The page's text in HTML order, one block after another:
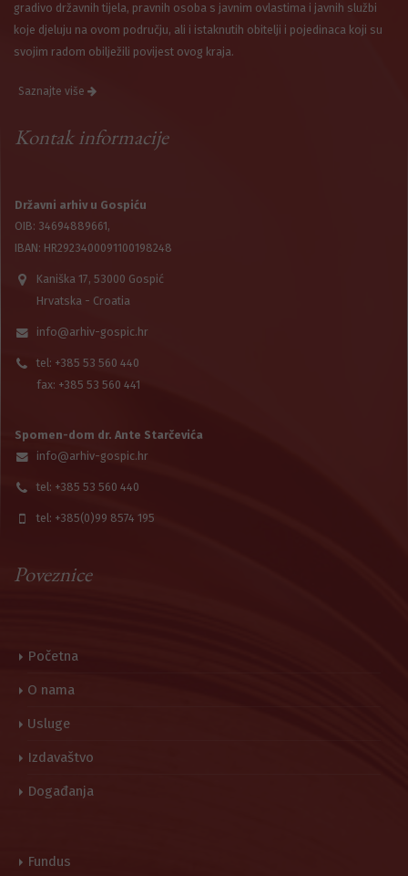
gradivo državnih tijela, pravnih osoba s javnim ovlastima i javnih službi
koje djeluju na ovom području, ali i istaknutih obitelji i pojedinaca koji su
svojim radom obilježili povijest ovog kraja.
Saznajte više
Kontak informacije
Državni arhiv u Gospiću
OIB: 34694889661,
IBAN: HR2923400091100198248
Kaniška 17, 53000 Gospić
Hrvatska - Croatia
info@arhiv-gospic.hr
tel: +385 53 560 440
fax: +385 53 560 441
Spomen-dom dr. Ante Starčevića
info@arhiv-gospic.hr
tel: +385 53 560 440
tel: +385(0)99 8574 195
Poveznice
Početna
O nama
Usluge
Izdavaštvo
Događanja
Fundus